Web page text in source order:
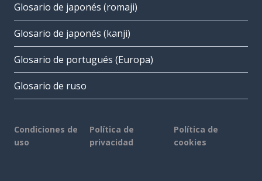
Glosario de japonés (romaji)
Glosario de japonés (kanji)
Glosario de portugués (Europa)
Glosario de ruso
Condiciones de
uso
Política de
privacidad
Política de
cookies